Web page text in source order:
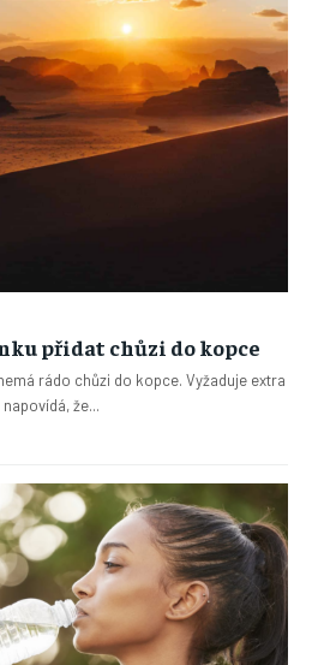
přidat chůzi do kopce
rádo chůzi do kopce. Vyžaduje extra
že...